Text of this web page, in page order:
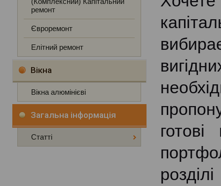
ремонт
Євроремонт
Елітний ремонт
Вікна
Вікна алюмінієві
Загальна інформація
Статті